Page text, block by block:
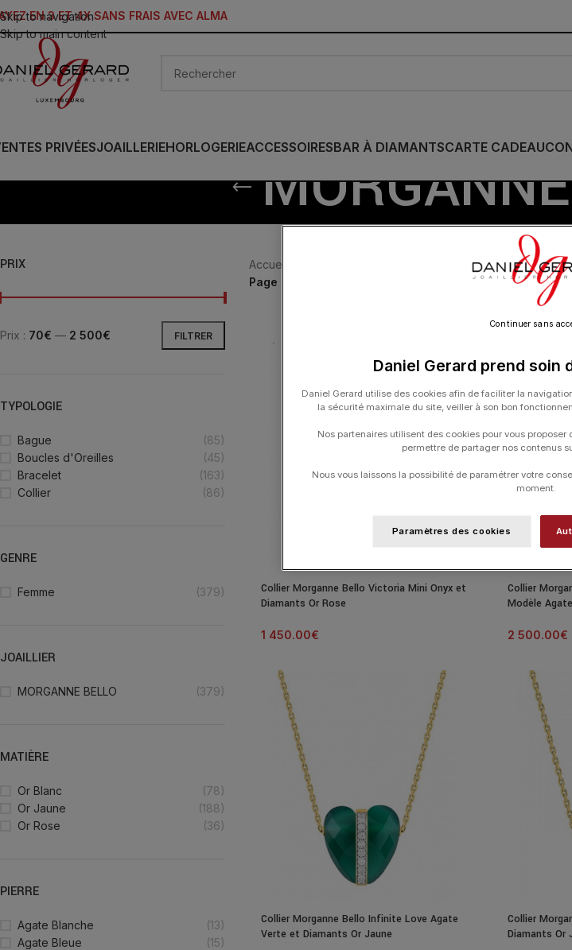
Skip to navigation
Skip to main content
EN 3 ET 4X SANS FRAIS AVEC ALMA
PRIVÉESJOAILLERIEHORLOGERIEACCESSOIRESBAR À DIAMANTSCARTE CADEAU
PRIX
FILTRER
Prix : 70€ — 2 500€
TYPOLOGIE
Bague
(85)
Boucles d'Oreilles
(45)
Bracelet
(163)
Collier
(86)
GENRE
Femme (379)
JOAILLIER
MORGANNE BELLO (379)
MATIÈRE
Or Blanc
(78)
Or Jaune
(188)
Or Rose
(36)
PIERRE
Agate Blanche
(13)
Agate Bleue
(15)
Accueil
Page 4
Show 9
Collier Morganne Bello Victoria Mini Onyx et
Diamants Or Rose
1 450.00€
Collier
Modèle
2 500.00€
Collier Morganne Bello Infinite Love Agate
Verte et Diamants Or Jaune
Collier
Diamants Or
Daniel Gerard prend soin
Daniel Gerard utilise des cookies afin de faciliter la
la sécurité maximale du site, veiller à son bon
Nos partenaires utilisent des cookies pour vous
permettre de partager nos contenus
Nous vous laissons la possibilité de paramétrer votre
moment.
Paramètres des cookies
Continuer sans